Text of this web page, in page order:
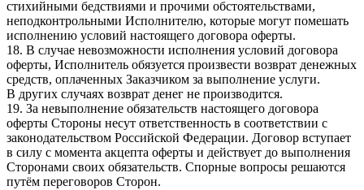
стихийными бедствиями и прочими обстоятельствами,
неподконтрольными Исполнителю, которые могут помешать
исполнению условий настоящего договора оферты.
18. В случае невозможности исполнения условий договора
оферты, Исполнитель обязуется произвести возврат денежных
средств, оплаченных Заказчиком за выполнение услуги.
В других случаях возврат денег не производится.
19. За невыполнение обязательств настоящего договора
оферты Стороны несут ответственность в соответствии с
законодательством Российской Федерации. Договор вступает
в силу с момента акцепта оферты и действует до выполнения
Сторонами своих обязательств. Спорные вопросы решаются
путём переговоров Сторон.